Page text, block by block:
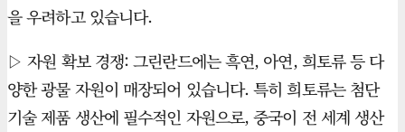
을 우려하고 있습니다.
▷ 자원 확보 경쟁: 그린란드에는 흑연, 아연, 희토류 등 다
양한 광물 자원이 매장되어 있습니다. 특히 희토류는 첨단
기술 제품 생산에 필수적인 자원으로, 중국이 전 세계 생산